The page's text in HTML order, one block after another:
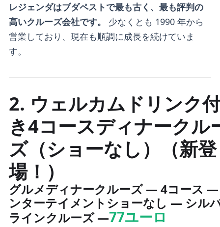
レジェンダはブダペストで最も古く、最も評判の
高いクルーズ会社です。
少なくとも 1990 年から
営業しており、現在も順調に成長を続けていま
す。
2. ウェルカムドリンク
き4コースディナークル
ズ（ショーなし）（新登
場！）
グルメディナークルーズ — 4コース
ンターテイメントショーなし — シル
ラインクルーズ —77ユーロ